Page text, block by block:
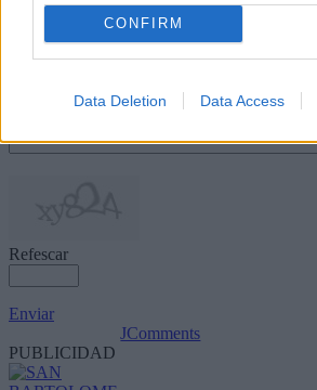
CONFIRM
Data Deletion Data Access
Refescar
Enviar
JComments
PUBLICIDAD